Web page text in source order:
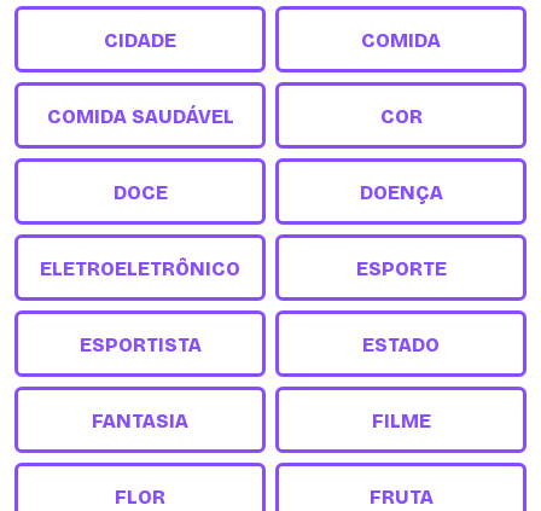
CIDADE COMIDA
COMIDA SAUDÁVEL COR
DOCE DOENÇA
ELETROELETRÔNICO ESPORTE
ESPORTISTA ESTADO
FANTASIA FILME
FLOR FRUTA